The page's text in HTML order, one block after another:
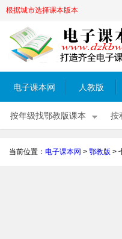
根据城市选择课本版本
电子课本网 人教版
按年级找鄂教版课本 按
当前位置： 电子课本网 > 鄂教版 >